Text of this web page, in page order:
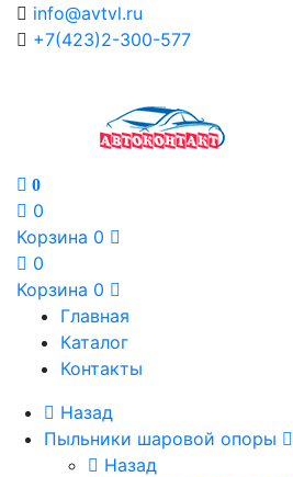
info@avtvl.ru
+7(423)2-300-577
0
0
Корзина 0
0
Корзина 0
Главная
Каталог
Контакты
Назад
Пыльники шаровой опоры
Назад